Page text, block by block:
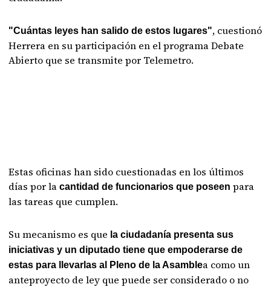
"Cuántas leyes han salido de estos lugares", cuestionó
Herrera en su participación en el programa Debate
Abierto que se transmite por Telemetro.
Estas oficinas han sido cuestionadas en los últimos
días por lacantidad de funcionarios que poseenpara
las tareas que cumplen.
Su mecanismo es que la ciudadanía presenta sus
iniciativas y un diputado tiene que empoderarse de
estas para llevarlas al Pleno de la Asamblea como un
anteproyecto de ley que puede ser considerado o no